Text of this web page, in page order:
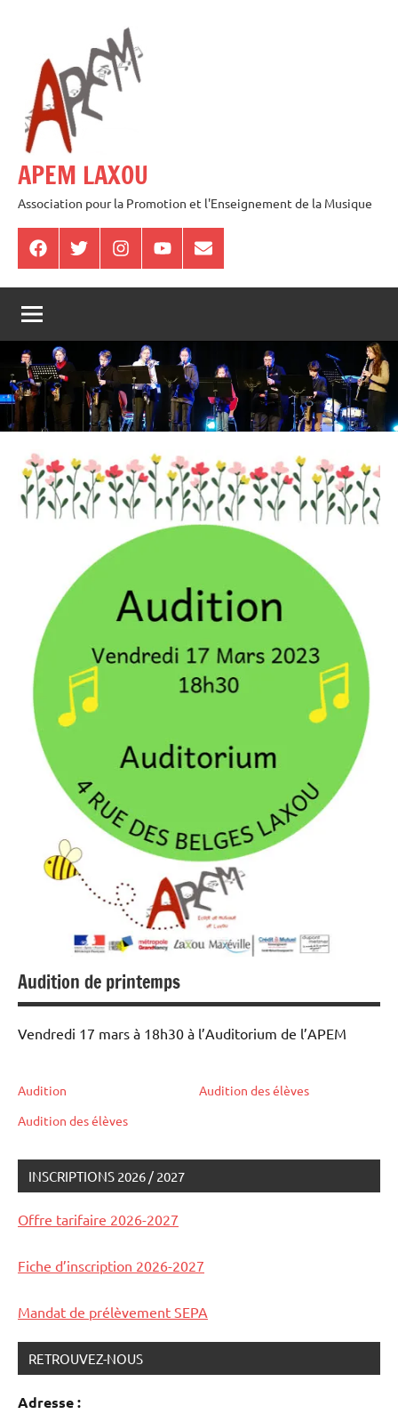
contenu
APEM LAXOU
Association pour la Promotion et l'Enseignement de la Musique
FacebookTwitterInstagramYoutube
E-
mail
Audition de printemps
Vendredi 17 mars à 18h30 à l’Auditorium de l’APEM
Audition
Audition des élèves
Audition des élèves
auditions
et
INSCRIPTIONS 2026 / 2027
Offre tarifaire 2026-2027
Fiche d’inscription 2026-2027
Mandat de prélèvement SEPA
RETROUVEZ-NOUS
Adresse :